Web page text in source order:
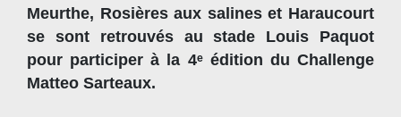
Meurthe, Rosières aux salines et Haraucourt
se sont retrouvés au stade Louis Paquot
pour participer à la 4ᵉ édition du Challenge
Matteo Sarteaux.